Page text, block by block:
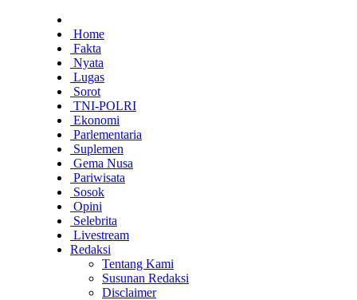
Home
Fakta
Nyata
Lugas
Sorot
TNI-POLRI
Ekonomi
Parlementaria
Suplemen
Gema Nusa
Pariwisata
Sosok
Opini
Selebrita
Livestream
Redaksi
Tentang Kami
Susunan Redaksi
Disclaimer